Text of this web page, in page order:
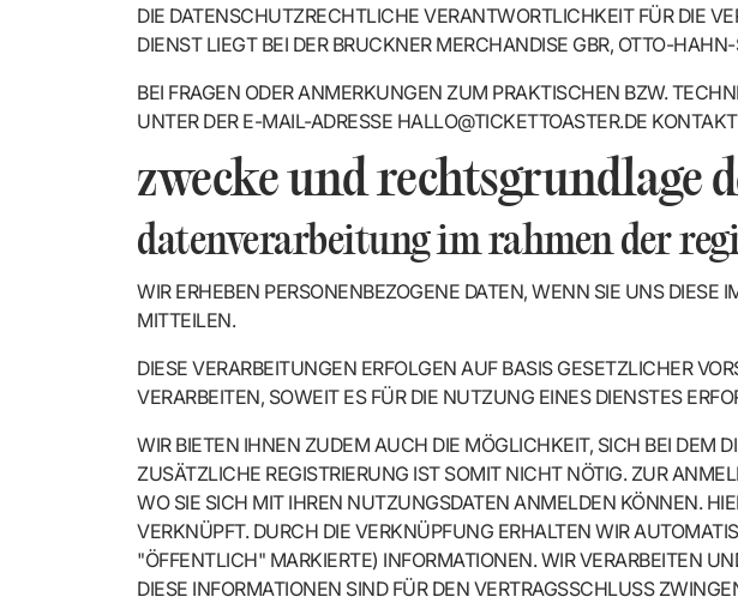
DIE DATENSCHUTZRECHTLICHE VERANTWORTLICHKEIT FÜR DIE
DIENST LIEGT BEI DER BRUCKNER MERCHANDISE GBR, OTTO-
BEI FRAGEN ODER ANMERKUNGEN ZUM PRAKTISCHEN BZW.
UNTER DER E-MAIL-ADRESSE HALLO@TICKETTOASTER.DE
zwecke und rechtsgrundlage
datenverarbeitung im rahmen der
WIR ERHEBEN PERSONENBEZOGENE DATEN, WENN SIE UNS
MITTEILEN.
DIESE VERARBEITUNGEN ERFOLGEN AUF BASIS GESETZLICHER
VERARBEITEN, SOWEIT ES FÜR DIE NUTZUNG EINES DIENSTES
WIR BIETEN IHNEN ZUDEM AUCH DIE MÖGLICHKEIT, SICH BEI DEM
ZUSÄTZLICHE REGISTRIERUNG IST SOMIT NICHT NÖTIG. ZUR
WO SIE SICH MIT IHREN NUTZUNGSDATEN ANMELDEN KÖNNEN.
VERKNÜPFT. DURCH DIE VERKNÜPFUNG ERHALTEN WIR
"ÖFFENTLICH" MARKIERTE) INFORMATIONEN. WIR VERARBEITEN
DIESE INFORMATIONEN SIND FÜR DEN VERTRAGSSCHLUSS